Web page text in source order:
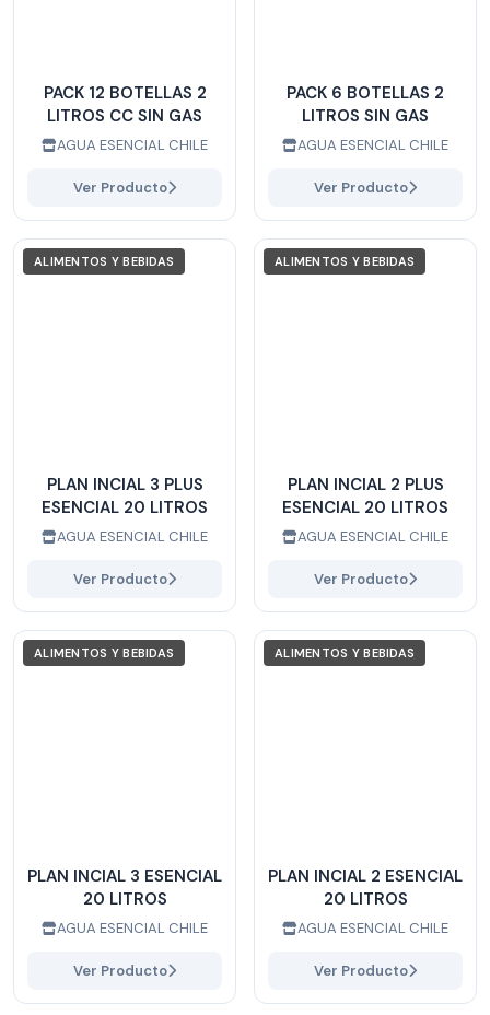
PACK 12 BOTELLAS 2
LITROS CC SIN GAS
AGUA ESENCIAL CHILE
Ver Producto
PACK 6 BOTELLAS 2
LITROS SIN GAS
AGUA ESENCIAL CHILE
Ver Producto
ALIMENTOS Y BEBIDAS
PLAN INCIAL 3 PLUS
ESENCIAL 20 LITROS
AGUA ESENCIAL CHILE
Ver Producto
ALIMENTOS Y BEBIDAS
PLAN INCIAL 2 PLUS
ESENCIAL 20 LITROS
AGUA ESENCIAL CHILE
Ver Producto
ALIMENTOS Y BEBIDAS
PLAN INCIAL 3 ESENCIAL
20 LITROS
AGUA ESENCIAL CHILE
Ver Producto
ALIMENTOS Y BEBIDAS
PLAN INCIAL 2 ESENCIAL
20 LITROS
AGUA ESENCIAL CHILE
Ver Producto